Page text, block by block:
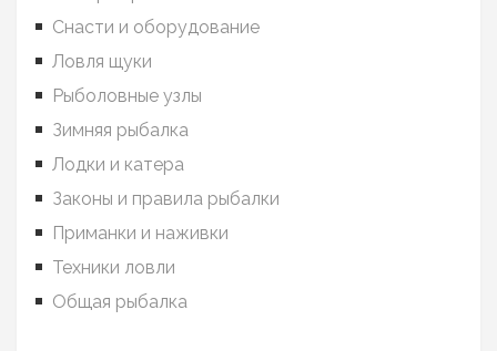
Снасти и оборудование
Ловля щуки
Рыболовные узлы
Зимняя рыбалка
Лодки и катера
Законы и правила рыбалки
Приманки и наживки
Техники ловли
Общая рыбалка